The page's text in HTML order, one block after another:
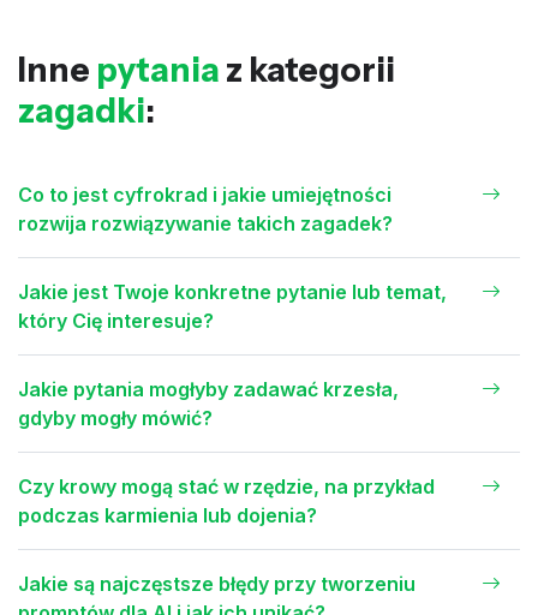
Inne pytania z kategorii
zagadki:
Co to jest cyfrokrad i jakie umiejętności
rozwija rozwiązywanie takich zagadek?
Jakie jest Twoje konkretne pytanie lub temat,
który Cię interesuje?
Jakie pytania mogłyby zadawać krzesła,
gdyby mogły mówić?
Czy krowy mogą stać w rzędzie, na przykład
podczas karmienia lub dojenia?
Jakie są najczęstsze błędy przy tworzeniu